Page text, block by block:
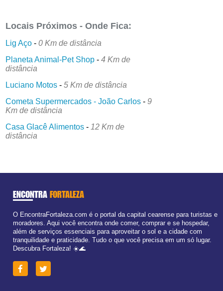
Locais Próximos - Onde Fica:
Lig Aço -0 Km de distância
Planeta Animal-Pet Shop -4 Km de
distância
Luciano Motos -5 Km de distância
Cometa Supermercados - João Carlos -9
Km de distância
Casa Glacê Alimentos - 12 Km de
distância
ENCONTRA FORTALEZA
O EncontraFortaleza.com é o portal da capital cearense para turistas e
moradores. Aqui você encontra onde comer, comprar e se hospedar,
além de serviços essenciais para aproveitar o sol e a cidade com
tranquilidade e praticidade. Tudo o que você precisa em um só lugar.
Descubra Fortaleza! ☀️🌊